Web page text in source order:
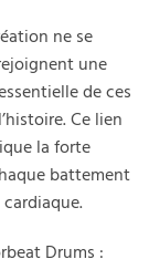
ne se
une
de ces
Ce lien
la forte
battement
Drums :